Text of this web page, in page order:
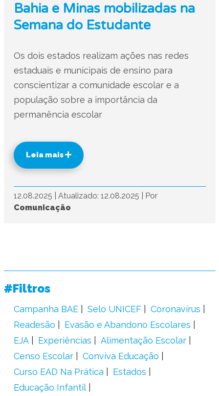
Bahia e Minas mobilizadas na
Semana do Estudante
Os dois estados realizam ações nas redes
estaduais e municipais de ensino para
conscientizar a comunidade escolar e a
população sobre a importância da
permanência escolar
Leia mais
12.08.2025 Atualizado: 12.08.2025
Por
Comunicação
#Filtros
Campanha BAE Selo UNICEF
Coronavírus
Readesão
Evasão e Abandono Escolares
EJA
Experiências
Alimentação Escolar
Censo Escolar
Conviva Educação
Curso EAD Na Prática
Estados
Educação Infantil